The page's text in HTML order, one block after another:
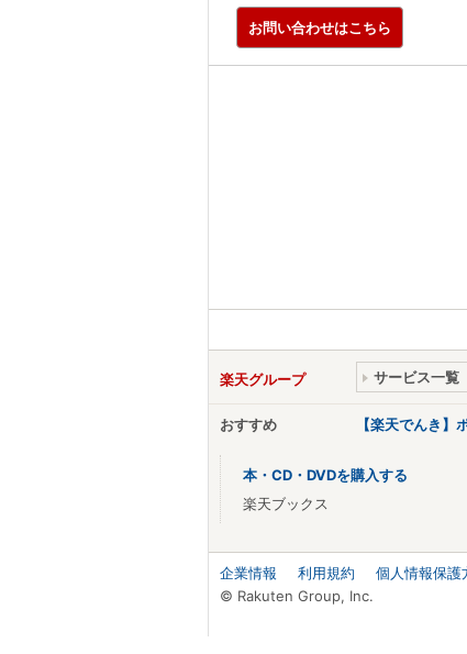
お問い合わせはこちら
楽天グループ サービス一覧
おすすめ 【楽天でんき】
本・CD・DVDを購入する
楽天ブックス
企業情報 利用規約 個人情報保護
© Rakuten Group, Inc.